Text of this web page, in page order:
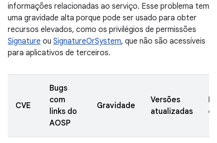
informações relacionadas ao serviço. Esse problema tem
uma gravidade alta porque pode ser usado para obter
recursos elevados, como os privilégios de permissões
Signature ou SignatureOrSystem, que não são acessíveis
para aplicativos de terceiros.
CVE
Bugs
com
links do
AOSP
Gravidade
Versões
atualizadas